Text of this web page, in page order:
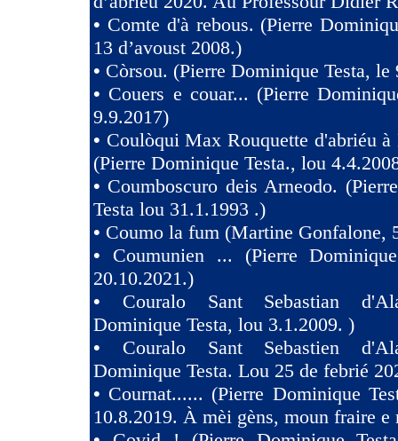
• Comte d'à rebous. (Pierre
13 d’avoust 2008.)
• Còrsou. (Pierre Dominique Testa, le
• Couers e couar... (Pierre
9.9.2017)
• Coulòqui Max Rouquette d'abriéu
(Pierre Dominique Testa., lou
• Coumboscuro deis Arneodo.
Testa lou 31.1.1993 .)
• Coumo la fum (Martine Gonfalone,
• Coumunien ... (Pierre
20.10.2021.)
• Couralo Sant Sebastian
Dominique Testa, lou 3.1.2009. )
• Couralo Sant Sebastien
Dominique Testa. Lou 25 de febrié
• Cournat...... (Pierre Dominique
10.8.2019. À mèi gèns, moun fraire e